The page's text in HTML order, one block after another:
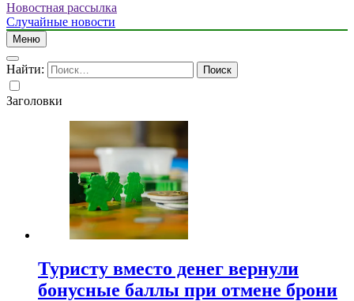
Новостная рассылка
Случайные новости
Меню
Найти:
Заголовки
Туристу вместо денег вернули
бонусные баллы при отмене брони